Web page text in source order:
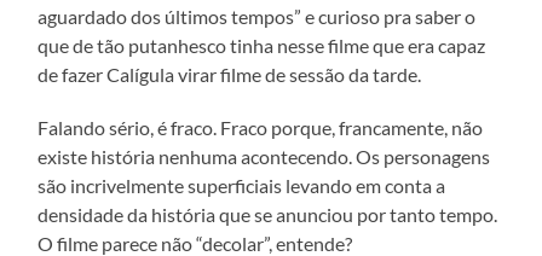
aguardado dos últimos tempos” e curioso pra saber o
que de tão putanhesco tinha nesse filme que era capaz
de fazer Calígula virar filme de sessão da tarde.
Falando sério, é fraco. Fraco porque, francamente, não
existe história nenhuma acontecendo. Os personagens
são incrivelmente superficiais levando em conta a
densidade da história que se anunciou por tanto tempo.
O filme parece não “decolar”, entende?